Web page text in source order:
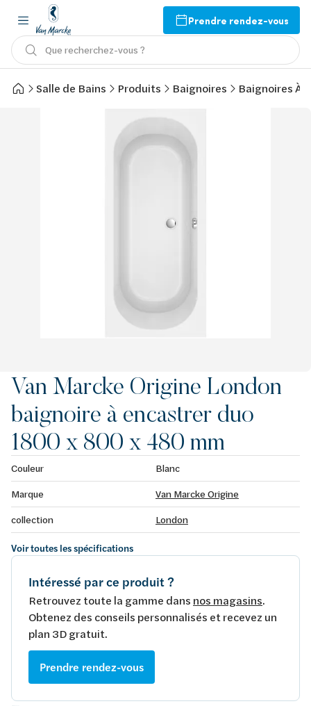
Prendre rendez-vous
Que recherchez-vous ?
Salle de Bains Produits Baignoires Baignoires À
Van Marcke Origine London
baignoire à encastrer duo
1800 x 800 x 480 mm
Couleur
Blanc
Marque
Van Marcke Origine
collection
London
Voir toutes les spécifications
Intéressé par ce produit ?
Retrouvez toute la gamme dans nos magasins.
Obtenez des conseils personnalisés et recevez un
plan 3D gratuit.
Prendre rendez-vous